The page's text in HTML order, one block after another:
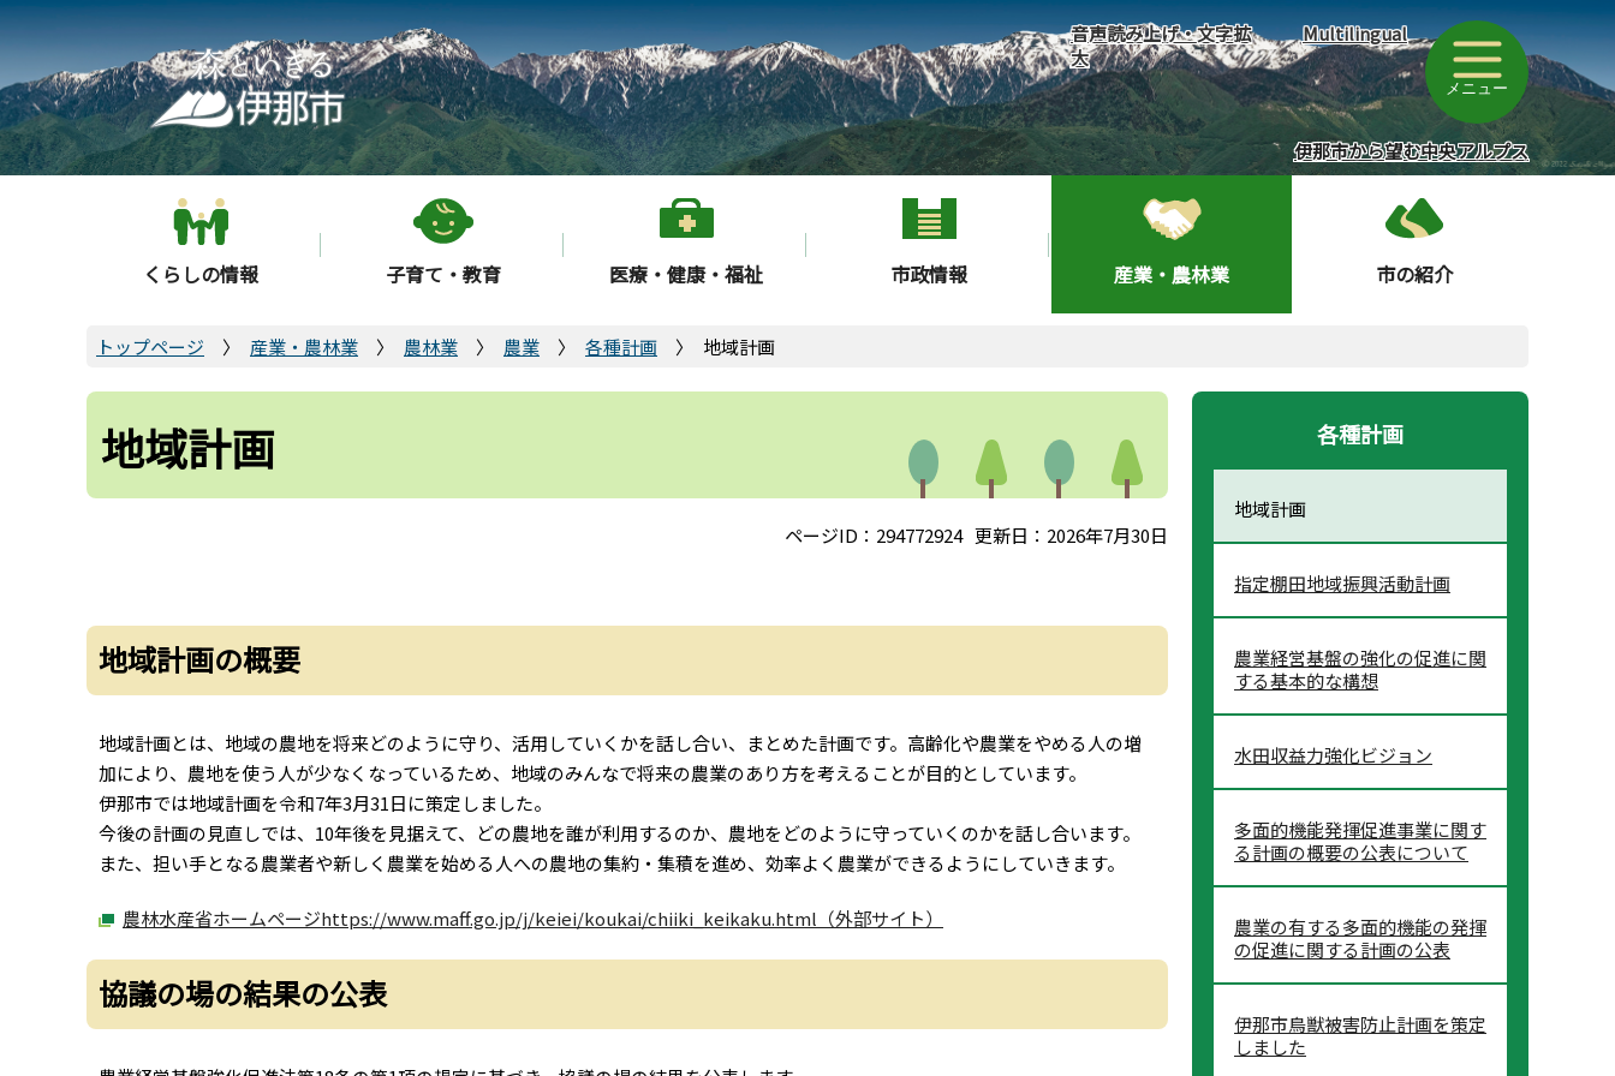
こ
の
ペ
ー
ジ
の
音声読み上げ・文字拡
大
Multilingual
メニュー
伊那市から望む中央アルプス
くらしの情報 子育て・教育 医療・健康・福祉 市政情報 産業・農林業 市の紹介
トップページ 産業・農林業 農林業 農業 各種計画 地域計画
地域計画
ページID：294772924 更新日：2026年7月30日
地域計画の概要
地域計画とは、地域の農地を将来どのように守り、活用していくかを話し合い、まとめた計画です。高齢化や農業をやめる人の増
加により、農地を使う人が少なくなっているため、地域のみんなで将来の農業のあり方を考えることが目的としています。
伊那市では地域計画を令和7年3月31日に策定しました。
今後の計画の見直しでは、10年後を見据えて、どの農地を誰が利用するのか、農地をどのように守っていくのかを話し合います。
また、担い手となる農業者や新しく農業を始める人への農地の集約・集積を進め、効率よく農業ができるようにしていきます。
農林水産省ホームページhttps://www.maff.go.jp/j/keiei/koukai/chiiki_keikaku.html（外部サイト）
協議の場の結果の公表
各種計画
地域計画
指定棚田地域振興活動計画
農業経営基盤の強化の促進に関
する基本的な構想
水田収益力強化ビジョン
多面的機能発揮促進事業に関す
る計画の概要の公表について
農業の有する多面的機能の発揮
の促進に関する計画の公表
伊那市鳥獣被害防止計画を策定
しました